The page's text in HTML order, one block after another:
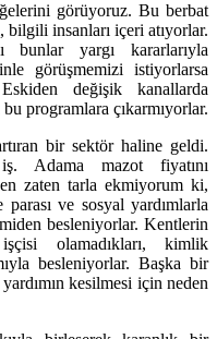
görüyoruz. Bu berbat
bilgili insanları içeri atıyorlar.
bunlar yargı kararlarıyla
görüşmemizi istiyorlarsa
değişik kanallarda
programlara çıkarmıyorlar.
bir sektör haline geldi.
Adama mazot fiyatını
zaten tarla ekmiyorum ki,
parası ve sosyal yardımlarla
besleniyorlar. Kentlerin
olamadıkları, kimlik
besleniyorlar. Başka bir
kesilmesi için neden